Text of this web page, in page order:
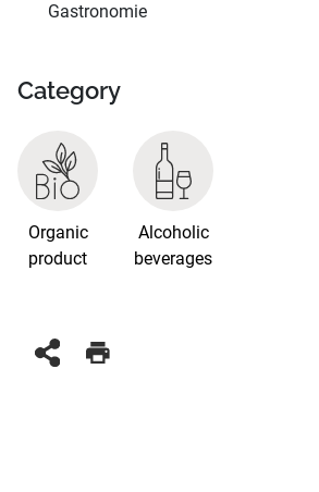
Gastronomie
Category
Organic
product
Alcoholic
beverages